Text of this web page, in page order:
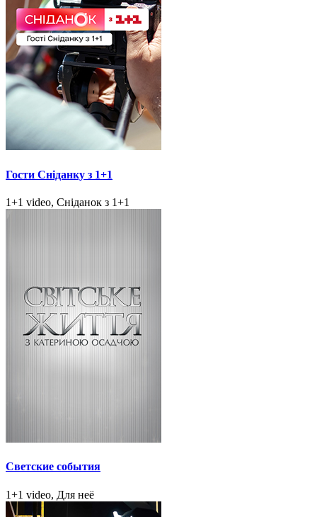
Гости Сніданку з 1+1
1+1 video, Сніданок з 1+1
Светские события
1+1 video, Для неё